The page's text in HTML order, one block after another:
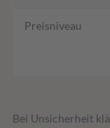
Preisniveau
Bei Unsicherheit